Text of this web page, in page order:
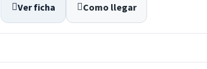
Ver ficha Como llegar